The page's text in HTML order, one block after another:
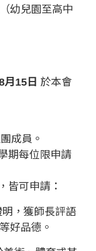
幼兒園至高中
月15日 於本會
成員。
期每位限申請
皆可申請：
，獲師長評語
好品德。